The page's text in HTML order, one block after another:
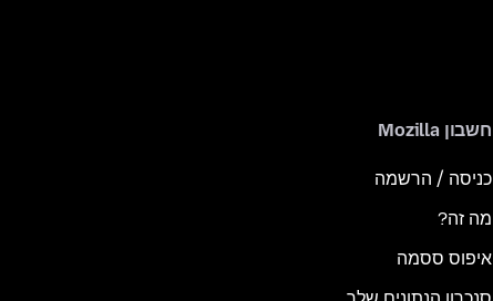
חשבון Mozilla
כניסה / הרשמה
מה זה?
איפוס ססמה